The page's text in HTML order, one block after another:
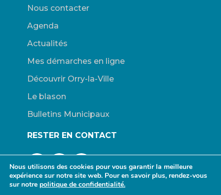
Nous contacter
Agenda
Actualités
Mes démarches en ligne
Découvrir Orry-la-Ville
Le blason
Bulletins Municipaux
RESTER EN CONTACT
Nous utilisons des cookies pour vous garantir la meilleure
expérience sur notre site web. Pour en savoir plus, rendez-vous
sur notre politique de confidentialité.